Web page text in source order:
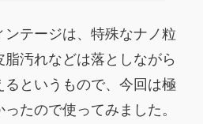
テージは、特殊なナノ粒
汚れなどは落としながら
というもので、今回は極
たので使ってみました。